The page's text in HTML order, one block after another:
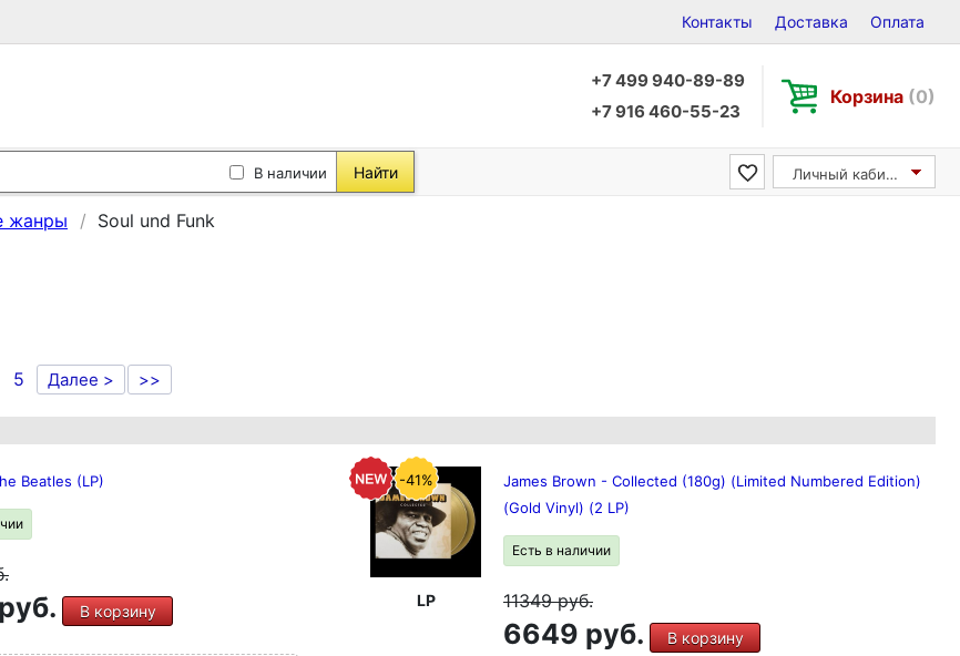
Контакты Доставка Оплата
+7 499 940-89-89
+7 916 460-55-23
Корзина (0)
В наличии Найти Личный кабинет
жанры Soul und Funk
5 Далее > >>
Beatles (LP)
В корзину
-41%
LP
James Brown - Collected (180g) (Limited Numbered Edition)
(Gold Vinyl) (2 LP)
Есть в наличии
11349руб.
6649 руб. В корзину